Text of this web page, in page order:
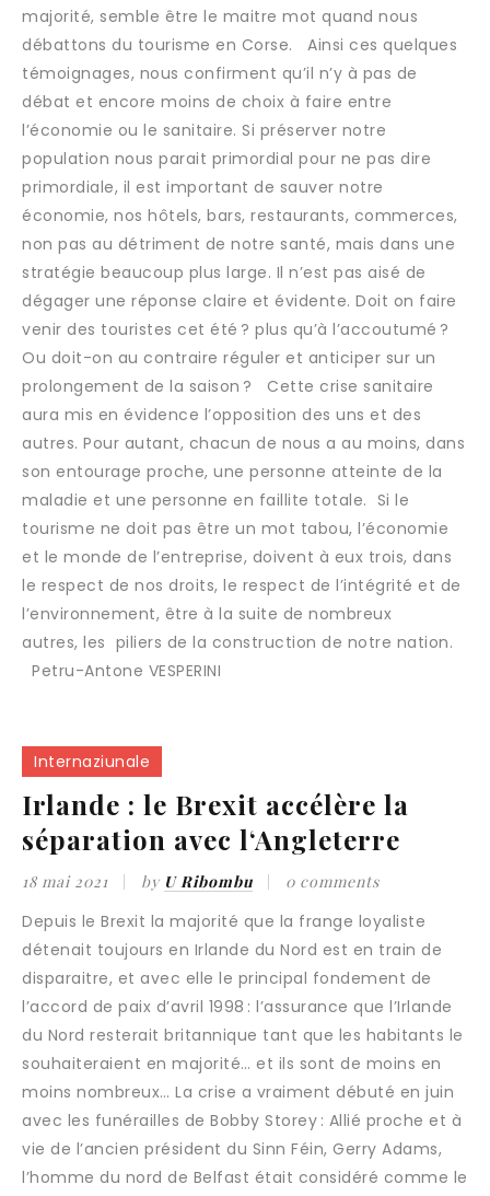
majorité, semble être le maitre mot quand nous
débattons du tourisme en Corse. Ainsi ces quelques
témoignages, nous confirment qu’il n’y à pas de
débat et encore moins de choix à faire entre
l’économie ou le sanitaire. Si préserver notre
population nous parait primordial pour ne pas dire
primordiale, il est important de sauver notre
économie, nos hôtels, bars, restaurants, commerces,
non pas au détriment de notre santé, mais dans une
stratégie beaucoup plus large. Il n’est pas aisé de
dégager une réponse claire et évidente. Doit on faire
venir des touristes cet été ? plus qu’à l’accoutumé ?
Ou doit-on au contraire réguler et anticiper sur un
prolongement de la saison ? Cette crise sanitaire
aura mis en évidence l’opposition des uns et des
autres. Pour autant, chacun de nous a au moins, dans
son entourage proche, une personne atteinte de la
maladie et une personne en faillite totale. Si le
tourisme ne doit pas être un mot tabou, l’économie
et le monde de l’entreprise, doivent à eux trois, dans
le respect de nos droits, le respect de l’intégrité et de
l’environnement, être à la suite de nombreux
autres, les piliers de la construction de notre nation.
Petru-Antone VESPERINI
Internaziunale
Irlande : le Brexit accélère la
séparation avec l‘Angleterre
18 mai 2021 by U Ribombu 0 comments
Depuis le Brexit la majorité que la frange loyaliste
détenait toujours en Irlande du Nord est en train de
disparaitre, et avec elle le principal fondement de
l’accord de paix d’avril 1998 : l’assurance que l’Irlande
du Nord resterait britannique tant que les habitants le
souhaiteraient en majorité… et ils sont de moins en
moins nombreux… La crise a vraiment débuté en juin
avec les funérailles de Bobby Storey : Allié proche et à
vie de l’ancien président du Sinn Féin, Gerry Adams,
l’homme du nord de Belfast était considéré comme le